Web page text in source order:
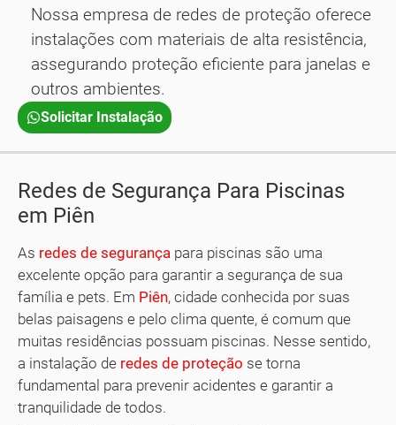
Nossa empresa de redes de proteção oferece
instalações com materiais de alta resistência,
assegurando proteção eficiente para janelas e
outros ambientes.
Solicitar Instalação
Redes de Segurança Para Piscinas
em Piên
As redes de segurança para piscinas são uma
excelente opção para garantir a segurança de sua
família e pets. Em Piên, cidade conhecida por suas
belas paisagens e pelo clima quente, é comum que
muitas residências possuam piscinas. Nesse sentido,
a instalação de redes de proteção se torna
fundamental para prevenir acidentes e garantir a
tranquilidade de todos.